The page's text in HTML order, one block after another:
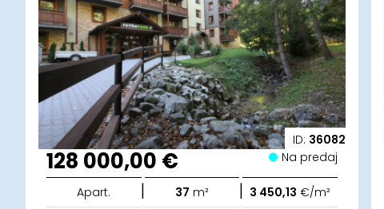
ID: 36082
128 000,00 € Na predaj
Apart. | 37 m² | 3 450,13 €/m²